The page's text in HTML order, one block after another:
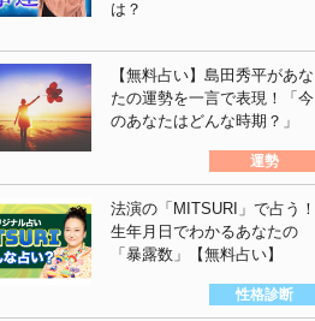
は？
【無料占い】島田秀平があな
たの運勢を一言で表現！「今
のあなたはどんな時期？」
運勢
法演の「MITSURI」で占う！
生年月日でわかるあなたの
「暴露数」【無料占い】
性格診断